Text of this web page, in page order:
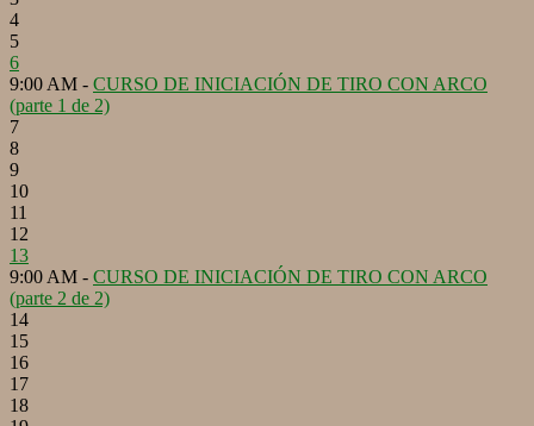
4
5
6
9:00 AM - CURSO DE INICIACIÓN DE TIRO CON ARCO
(parte 1 de 2)
7
8
9
10
11
12
13
9:00 AM - CURSO DE INICIACIÓN DE TIRO CON ARCO
(parte 2 de 2)
14
15
16
17
18